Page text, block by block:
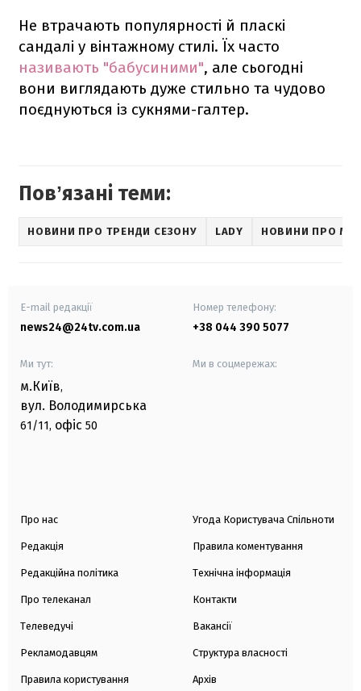
Не втрачають популярності й пласкі
сандалі у вінтажному стилі. Їх часто
називають "бабусиними", але сьогодні
вони виглядають дуже стильно та чудово
поєднуються із сукнями-галтер.
Повʼязані теми:
НОВИНИ ПРО ТРЕНДИ СЕЗОНУ LADY НОВИНИ ПРО
E-mail редакції
news24@24tv.com.ua
Номер телефону:
+38 044 390 5077
Ми тут:
м.Київ,
вул. Володимирська
61/11, офіс 50
Ми в соцмережах:
Про нас
Редакція
Редакційна політика
Про телеканал
Телеведучі
Рекламодавцям
Правила користування
Угода Користувача Спільноти
Правила коментування
Технічна інформація
Контакти
Вакансії
Структура власності
Архів